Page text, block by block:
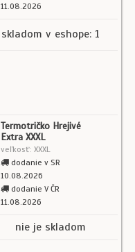
11.08.2026
skladom v eshope: 1
Termotričko Hrejivé
Extra XXXL
veľkosť: XXXL
dodanie v SR
10.08.2026
dodanie V ČR
11.08.2026
nie je skladom